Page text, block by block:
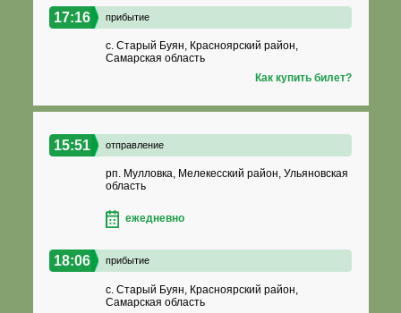
17:16 прибытие
с. Старый Буян, Красноярский район,
Самарская область
Как купить билет?
15:51 отправление
рп. Мулловка, Мелекесский район, Ульяновская
область
ежедневно
18:06 прибытие
с. Старый Буян, Красноярский район,
Самарская область